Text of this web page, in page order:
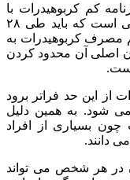
۲۸ روزه یک برنامه کم کربوهیدرات با
مقدار متوسط پروتئین و میزان بالای چربی است که باید طی ۲۸
مصرف کربوهیدرات به
اصلی آن محدود کردن
این حد فراتر برود
شود. به همین دلیل
بسیاری از افراد
دانند.
در هر شخص می تواند